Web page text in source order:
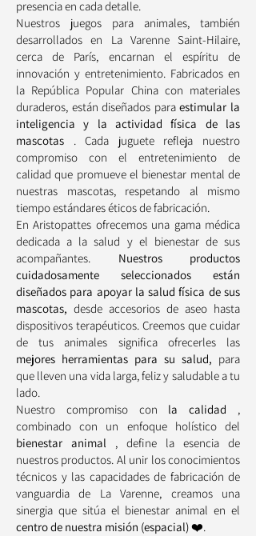
presencia en cada detalle.
Nuestros juegos para animales, también
desarrollados en La Varenne Saint-Hilaire,
cerca de París, encarnan el espíritu de
innovación y entretenimiento. Fabricados en
la República Popular China con materiales
duraderos, están diseñados paraestimular la
inteligencia y la actividad física de las
mascotas . Cada juguete refleja nuestro
compromiso con el entretenimiento de
calidad que promueve el bienestar mental de
nuestras mascotas, respetando al mismo
tiempo estándares éticos de fabricación.
En Aristopattes ofrecemos una gama médica
dedicada a la salud y el bienestar de sus
acompañantes. Nuestros productos
cuidadosamente seleccionados están
diseñados para apoyar la salud física de sus
mascotas, desde accesorios de aseo hasta
dispositivos terapéuticos. Creemos que cuidar
de tus animales significa ofrecerles las
mejores herramientas para su salud, para
que lleven una vida larga, feliz y saludable a tu
lado.
Nuestro compromiso con la calidad ,
combinado con un enfoque holístico del
bienestar animal , define la esencia de
nuestros productos. Al unir los conocimientos
técnicos y las capacidades de fabricación de
vanguardia de La Varenne, creamos una
sinergia que sitúa el bienestar animal en el
centro de nuestra misión (espacial)❤️.